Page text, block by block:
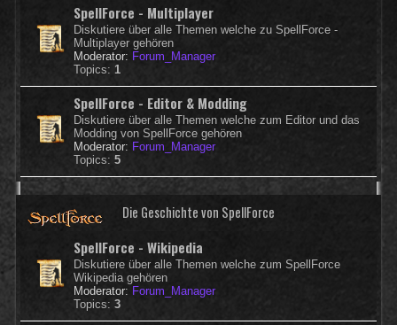
SpellForce - Multiplayer
Diskutiere über alle Themen welche zu SpellForce -
Multiplayer gehören
Moderator: Forum_Manager
Topics: 1
SpellForce - Editor & Modding
Diskutiere über alle Themen welche zum Editor und das
Modding von SpellForce gehören
Moderator: Forum_Manager
Topics: 5
Die Geschichte von SpellForce
SpellForce - Wikipedia
Diskutiere über alle Themen welche zum SpellForce
Wikipedia gehören
Moderator: Forum_Manager
Topics: 3